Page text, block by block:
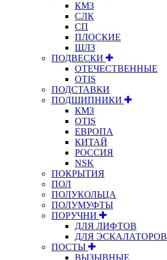
КМЗ
СЛК
СП
ПЛОСКИЕ
ЩЛЗ
ПОДВЕСКИ
ОТЕЧЕСТВЕННЫЕ
OTIS
ПОДСТАВКИ
ПОДШИПНИКИ
КМЗ
OTIS
ЕВРОПА
КИТАЙ
РОССИЯ
NSK
ПОКРЫТИЯ
ПОЛ
ПОЛУКОЛЬЦА
ПОЛУМУФТЫ
ПОРУЧНИ
ДЛЯ ЛИФТОВ
ДЛЯ ЭСКАЛАТОРОВ
ПОСТЫ
ВЫЗЫВНЫЕ